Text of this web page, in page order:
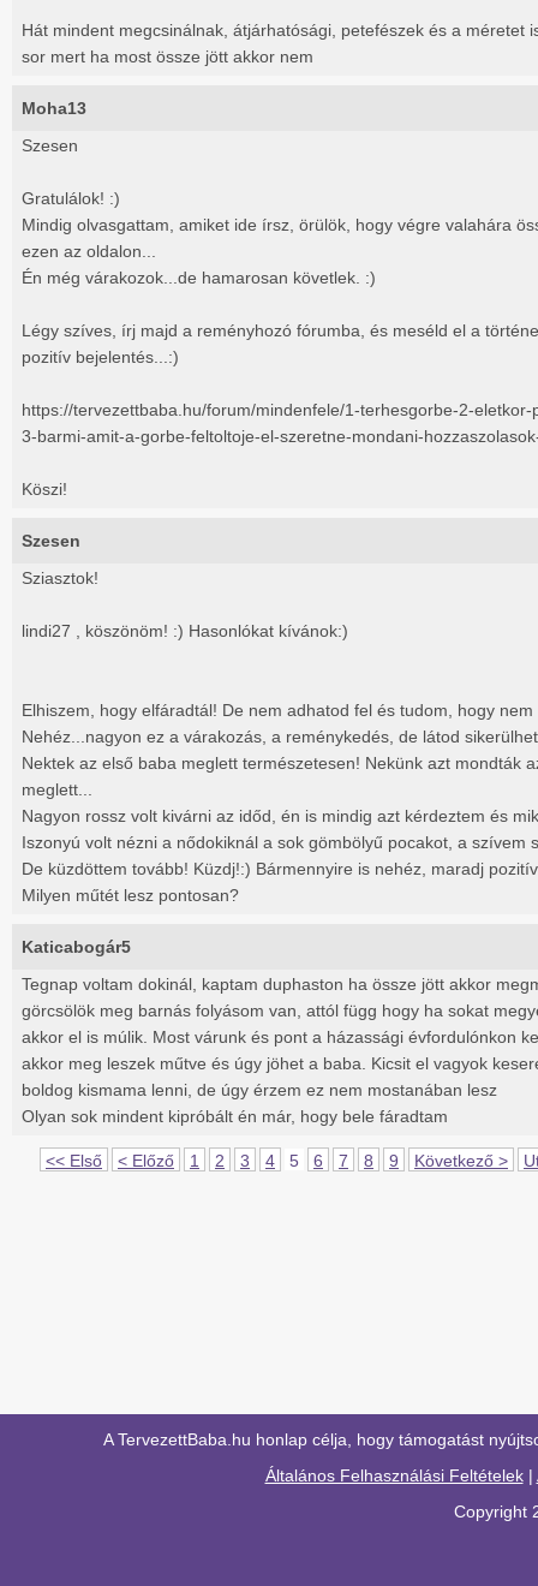
Hát mindent megcsinálnak, átjárhatósági, petefészek és a méretet
sor mert ha most össze jött akkor nem
Moha13
Szesen
Gratulálok! :)
Mindig olvasgattam, amiket ide írsz, örülök, hogy végre valahára
ezen az oldalon...
Én még várakozok...de hamarosan követlek. :)
Légy szíves, írj majd a reményhozó fórumba, és meséld el a
pozitív bejelentés...:)
https://tervezettbaba.hu/forum/mindenfele/1-terhesgorbe-2-
3-barmi-amit-a-gorbe-feltoltoje-el-szeretne-mondani-
Köszi!
Szesen
Sziasztok!
lindi27 , köszönöm! :) Hasonlókat kívánok:)
Elhiszem, hogy elfáradtál! De nem adhatod fel és tudom, hogy nem
Nehéz...nagyon ez a várakozás, a reménykedés, de látod
Nektek az első baba meglett természetesen! Nekünk azt mondták
meglett...
Nagyon rossz volt kivárni az időd, én is mindig azt kérdeztem és
Iszonyú volt nézni a nődokiknál a sok gömbölyű pocakot, a szívem
De küzdöttem tovább! Küzdj!:) Bármennyire is nehéz, maradj
Milyen műtét lesz pontosan?
Katicabogár5
Tegnap voltam dokinál, kaptam duphaston ha össze jött akkor
görcsölök meg barnás folyásom van, attól függ hogy ha sokat
akkor el is múlik. Most várunk és pont a házassági évfordulónkon
akkor meg leszek műtve és úgy jöhet a baba. Kicsit el vagyok
boldog kismama lenni, de úgy érzem ez nem mostanában lesz
Olyan sok mindent kipróbált én már, hogy bele fáradtam
<< Első < Előző 1 2 3 4 5 6 7 8 9 Következő >
A TervezettBaba.hu honlap célja, hogy támogatást
Általános Felhasználási Feltételek|
Copyright